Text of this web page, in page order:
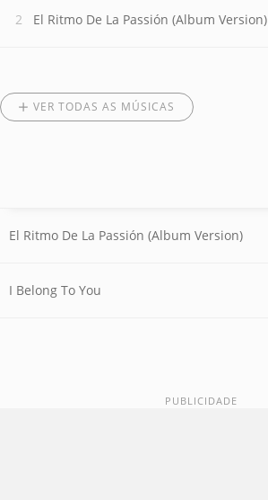
El Ritmo De La Passión (Album Version)
VER TODAS AS MÚSICAS
El Ritmo De La Passión (Album Version)
I Belong To You